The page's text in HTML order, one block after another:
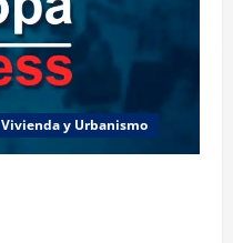
Vivienda y Urbanismo